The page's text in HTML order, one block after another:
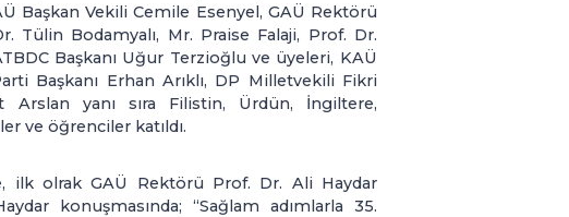
Başkan Vekili Cemile Esenyel, GAÜ Rektörü
Tülin Bodamyalı, Mr. Praise Falaji, Prof. Dr.
Başkanı Uğur Terzioğlu ve üyeleri, KAÜ
Başkanı Erhan Arıklı, DP Milletvekili Fikri
yanı sıra Filistin, Ürdün, İngiltere,
ve öğrenciler katıldı.
ilk olrak GAÜ Rektörü Prof. Dr. Ali Haydar
konuşmasında; “Sağlam adımlarla 35.